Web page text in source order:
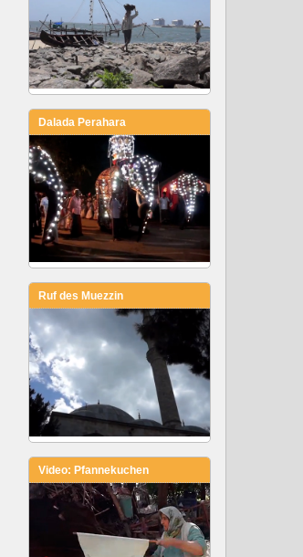
Dalada Perahara
Ruf des Muezzin
Video: Pfannekuchen